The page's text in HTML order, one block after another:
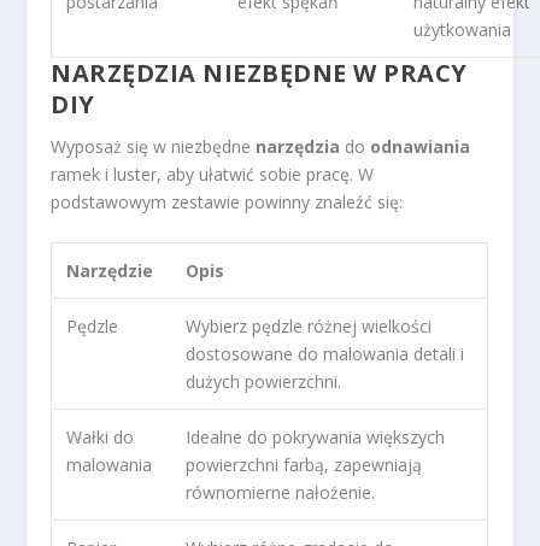
użytkowania
NARZĘDZIA NIEZBĘDNE W PRACY
DIY
Wyposaż się w niezbędne narzędzia do odnawiania
ramek i luster, aby ułatwić sobie pracę. W
podstawowym zestawie powinny znaleźć się:
Narzędzie Opis
Pędzle
Wybierz pędzle różnej wielkości
dostosowane do malowania detali i
dużych powierzchni.
Wałki do
malowania
Idealne do pokrywania większych
powierzchni farbą, zapewniają
równomierne nałożenie.